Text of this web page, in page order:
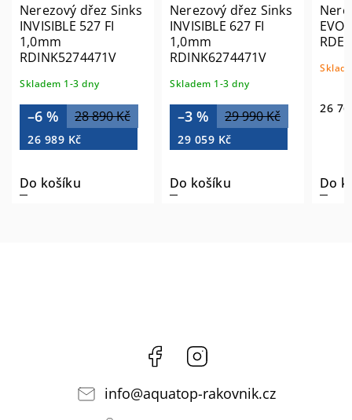
Nerezový dřez Sinks
INVISIBLE 527 FI
1,0mm
RDINK5274471V
Skladem 1-3 dny
28 890 Kč
–6 %
26 989 Kč
Do košíku
Nerezový dřez Sinks
INVISIBLE 627 FI
1,0mm
RDINK6274471V
Skladem 1-3 dny
29 990 Kč
–3 %
29 059 Kč
Do košíku
EVO
26
Do
Facebook
info@aquatop-rakovnik.cz